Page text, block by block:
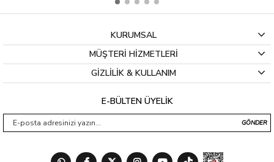
KURUMSAL
MÜŞTERİ HİZMETLERİ
GİZLİLİK & KULLANIM
E-BÜLTEN ÜYELİK
GÖNDER